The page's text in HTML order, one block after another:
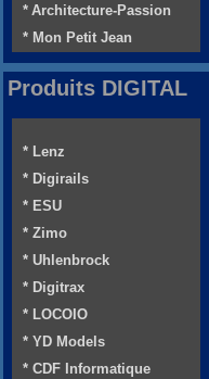
* Architecture-Passion
* Mon Petit Jean
Produits DIGITAL
* Lenz
* Digirails
* ESU
* Zimo
* Uhlenbrock
* Digitrax
* LOCOIO
* YD Models
* CDF Informatique